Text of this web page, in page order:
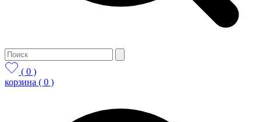
( 0 )
корзина ( 0 )